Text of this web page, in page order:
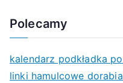
Polecamy
kalendarz podkładka
linki hamulcowe